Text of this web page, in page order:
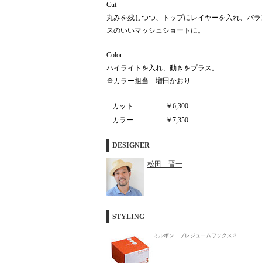
Cut
丸みを残しつつ、トップにレイヤーを入れ、バ
スのいいマッシュショートに。
Color
ハイライトを入れ、動きをプラス。
※カラー担当 増田かおり
カット
￥6,300
カラー
￥7,350
DESIGNER
松田 晋一
STYLING
ミルボン プレジュームワックス３